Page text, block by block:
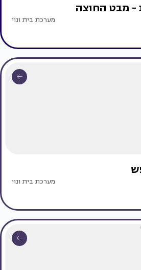
- מבט החוצה
מערכת בית ונוי
מערכת בית ונוי